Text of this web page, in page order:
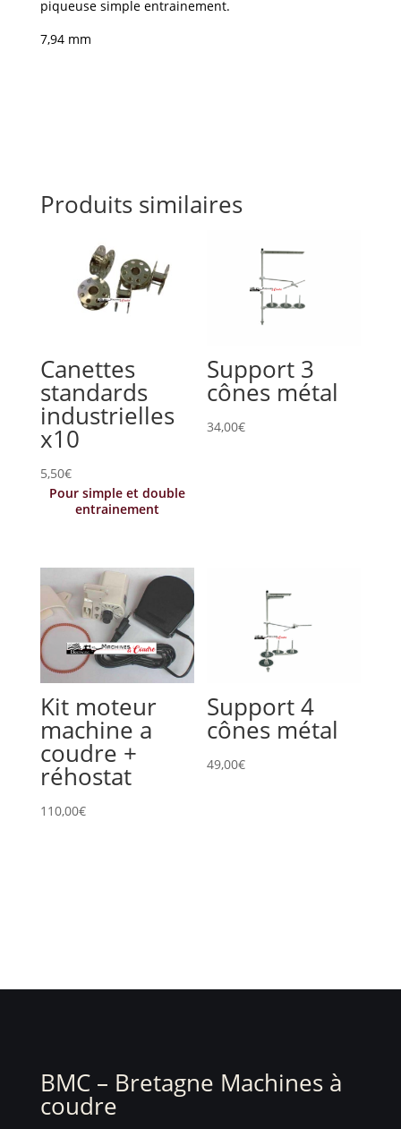
piqueuse simple entrainement.
7,94 mm
Produits similaires
Canettes
standards
industrielles
x10
5,50€
Pour simple et double
entrainement
Support 3
cônes métal
34,00€
Kit moteur
machine a
coudre +
réhostat
110,00€
Support 4
cônes métal
49,00€
BMC – Bretagne Machines à
coudre